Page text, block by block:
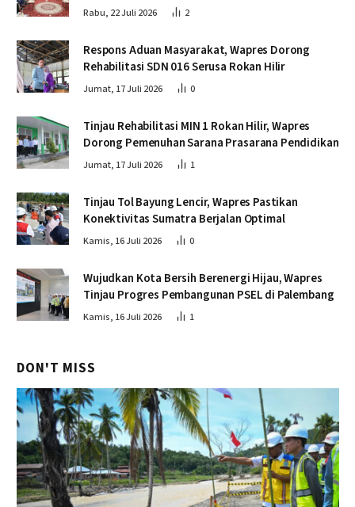
Rabu, 22 Juli 2026 2
Respons Aduan Masyarakat, Wapres Dorong
Rehabilitasi SDN 016 Serusa Rokan Hilir
Jumat, 17 Juli 2026 0
Tinjau Rehabilitasi MIN 1 Rokan Hilir, Wapres
Dorong Pemenuhan Sarana Prasarana Pendidikan
Jumat, 17 Juli 2026 1
Tinjau Tol Bayung Lencir, Wapres Pastikan
Konektivitas Sumatra Berjalan Optimal
Kamis, 16 Juli 2026 0
Wujudkan Kota Bersih Berenergi Hijau, Wapres
Tinjau Progres Pembangunan PSEL di Palembang
Kamis, 16 Juli 2026 1
DON'T MISS